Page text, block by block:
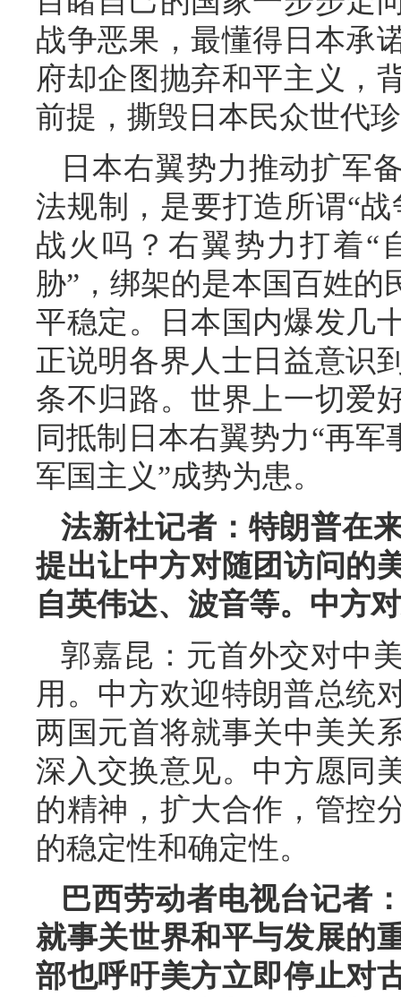
战争恶果，最懂得日本承
府却企图抛弃和平主义，
前提，撕毁日本民众世代
日本右翼势力推动扩军
法规制，是要打造所谓“
战火吗？右翼势力打着“
胁”，绑架的是本国百姓
平稳定。日本国内爆发几
正说明各界人士日益意识
条不归路。世界上一切爱
同抵制日本右翼势力“再
军国主义”成势为患。
法新社记者：特朗普在
提出让中方对随团访问的
自英伟达、波音等。中方
郭嘉昆：元首外交对中
用。中方欢迎特朗普总统
两国元首将就事关中美关
深入交换意见。中方愿同
的精神，扩大合作，管控
的稳定性和确定性。
巴西劳动者电视台记者
就事关世界和平与发展的
部也呼吁美方立即停止对